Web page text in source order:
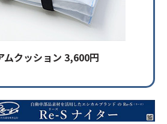
ムクッション 3,600円